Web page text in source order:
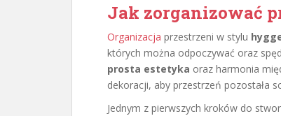
Jak zorganizować
Organizacja przestrzeni w stylu
których można odpoczywać oraz
prosta estetyka oraz harmonia
dekoracji, aby przestrzeń pozostała
Jednym z pierwszych kroków do